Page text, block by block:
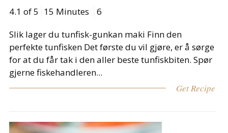
4.1 of 5 15 Minutes
6
Slik lager du tunfisk-gunkan maki Finn den
perfekte tunfisken Det første du vil gjøre, er å sørge
for at du får tak i den aller beste tunfiskbiten. Spør
gjerne fiskehandleren...
Get Recipe